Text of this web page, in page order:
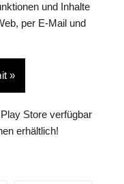
und Inhalte
per E-Mail und
»
Store verfügbar
erhältlich!